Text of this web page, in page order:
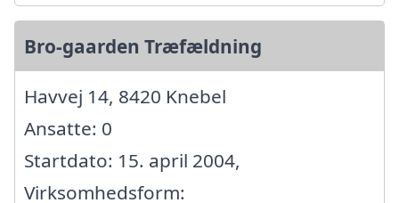
Bro-gaarden Træfældning
Havvej 14, 8420 Knebel
Ansatte: 0
Startdato: 15. april 2004,
Virksomhedsform: